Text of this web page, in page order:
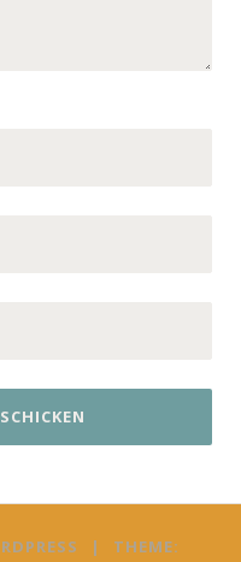
| THEME: